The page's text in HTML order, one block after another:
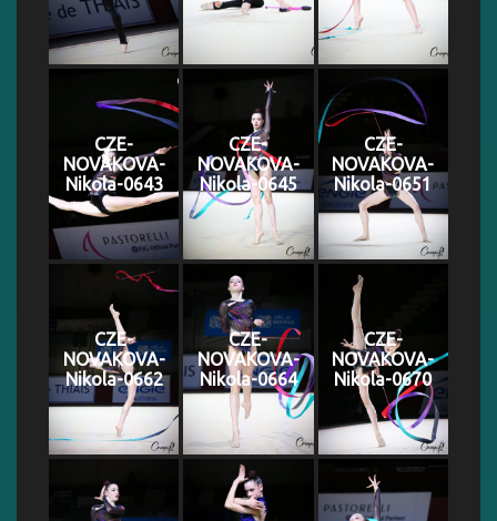
CZE-
NOVAKOVA-
Nikola-0643
CZE-
NOVAKOVA-
Nikola-0645
CZE-
NOVAKOVA-
Nikola-0651
CZE-
NOVAKOVA-
Nikola-0662
CZE-
NOVAKOVA-
Nikola-0664
CZE-
NOVAKOVA-
Nikola-0670